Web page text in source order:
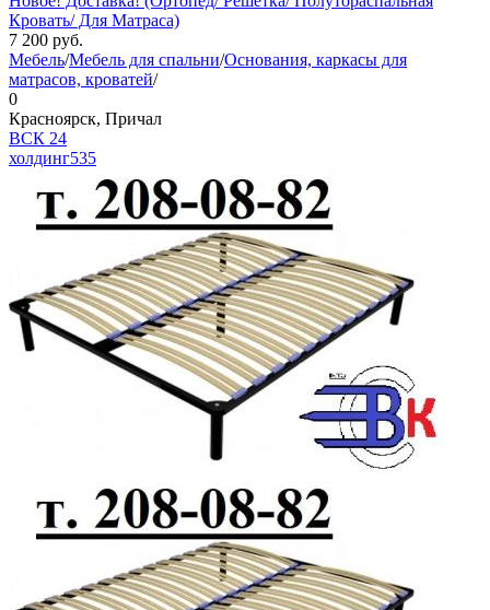
Кровать/ Для Матраса)
7 200 руб.
Мебель/Мебель для спальни/Основания, каркасы для
матрасов, кроватей/
0
Красноярск, Причал
ВСК 24
холдинг535